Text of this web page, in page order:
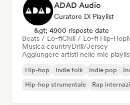
ADAD Audio
Curatore Di Playlist
&gt; 4900 risposte date
Beats / Lo-fiChill / Lo-fi Hip-Hop
Musica countryDrill/Jersey
Aggiungere artisti nelle mie
Hip-hop Indie folk Indie pop
Hip-hop strumentale
Rap